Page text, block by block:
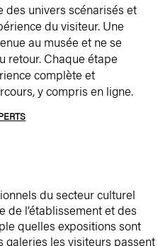
des univers scénarisés et
du visiteur. Une
au musée et ne se
retour. Chaque étape
complète et
y compris en ligne.
du secteur culturel
de l’établissement et des
quelles expositions sont
galeries les visiteurs passent